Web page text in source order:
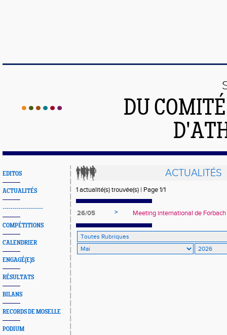
DU
EDITOS
ACTUALITÉS
--------------------
COMPÉTITIONS
CALENDRIER
ENGAGÉ(E)S
RÉSULTATS
BILANS
RECORDS DE MOSELLE
PODIUM
ACTUALITÉS
1 actualité(s) trouvée(s) | Page 1/1
26/05 > Meeting international de Forbach